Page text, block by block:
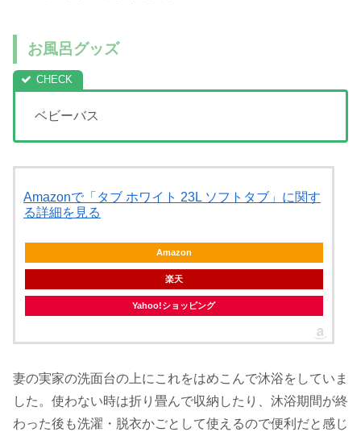
お風呂グッズ
ベビーバス
Amazonで「タブ ホワイト 23L ソフトタブ」に関す
る詳細を見る
Amazon
楽天
Yahoo!ショッピング
妻の実家の洗面台の上にこれをはめこんで沐浴をしていま
した。使わない時は折り畳んで収納したり、沐浴期間が終
わった後も洗濯・脱衣かごとして使えるので便利だと感じ